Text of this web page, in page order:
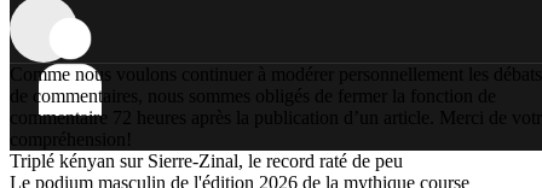
Comme nous voulons continuer à modérer personnellement les débats
de commentaires, nous sommes obligés de fermer la fonction de
commentaire 72 heures après la publication d’un article. Merci de
compréhension!
Triplé kényan sur Sierre-Zinal, le record raté de peu
Le podium masculin de l'édition 2026 de la mythique course